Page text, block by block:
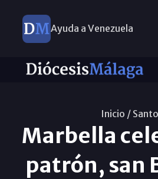
Ayuda a Venezuela
Inicio /
Marbella
patrón, san